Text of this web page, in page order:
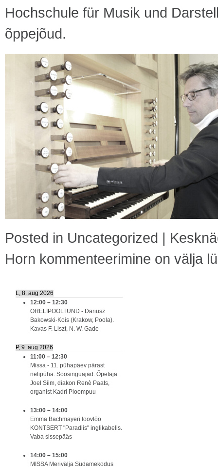
Hochschule für Musik und
õppejõud.
Posted in Uncategorized |
Horn kommenteerimine on välja
L, 8. aug 2026
12:00 – 12:30
ORELIPOOLTUND - Dariusz
Bakowski-Kois (Krakow, Poola).
Kavas F. Liszt, N. W. Gade
P, 9. aug 2026
11:00 – 12:30
Missa - 11. pühapäev pärast
nelipüha. Soosinguajad. Õpetaja
Joel Siim, diakon Renè Paats,
organist Kadri Ploompuu
13:00 – 14:00
Emma Bachmayeri loovtöö
KONTSERT "Paradiis" inglikabelis.
Vaba sissepääs
14:00 – 15:00
MISSA Merivälja Südamekodus